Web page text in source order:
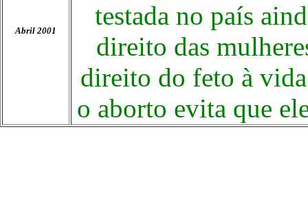
Abril 2001
testada no país
direito das
direito do feto à
o aborto evita que